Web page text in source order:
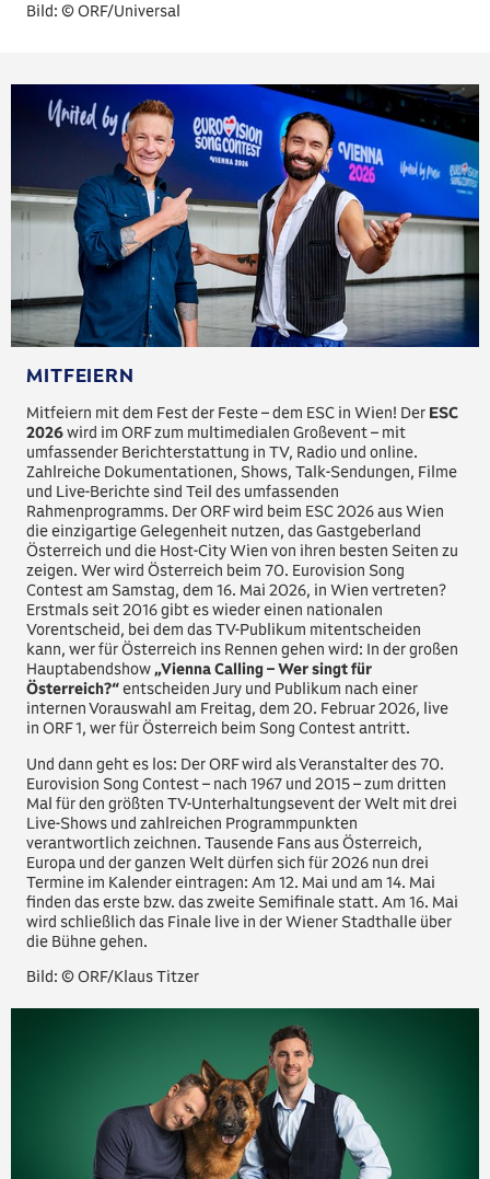
Bild: © ORF/Universal
MITFEIERN
Mitfeiern mit dem Fest der Feste – dem ESC in Wien! Der ESC
2026wird im ORF zum multimedialen Großevent – mit
umfassender Berichterstattung in TV, Radio und online.
Zahlreiche Dokumentationen, Shows, Talk-Sendungen, Filme
und Live-Berichte sind Teil des umfassenden
Rahmenprogramms. Der ORF wird beim ESC 2026 aus Wien
die einzigartige Gelegenheit nutzen, das Gastgeberland
Österreich und die Host-City Wien von ihren besten Seiten zu
zeigen. Wer wird Österreich beim 70. Eurovision Song
Contest am Samstag, dem 16. Mai 2026, in Wien vertreten?
Erstmals seit 2016 gibt es wieder einen nationalen
Vorentscheid, bei dem das TV-Publikum mitentscheiden
kann, wer für Österreich ins Rennen gehen wird: In der großen
Hauptabendshow„Vienna Calling – Wer singt für
Österreich?“entscheiden Jury und Publikum nach einer
internen Vorauswahl am Freitag, dem 20. Februar 2026, live
in ORF 1, wer für Österreich beim Song Contest antritt.
Und dann geht es los: Der ORF wird als Veranstalter des 70.
Eurovision Song Contest – nach 1967 und 2015 – zum dritten
Mal für den größten TV-Unterhaltungsevent der Welt mit drei
Live-Shows und zahlreichen Programmpunkten
verantwortlich zeichnen. Tausende Fans aus Österreich,
Europa und der ganzen Welt dürfen sich für 2026 nun drei
Termine im Kalender eintragen: Am 12. Mai und am 14. Mai
finden das erste bzw. das zweite Semifinale statt. Am 16. Mai
wird schließlich das Finale live in der Wiener Stadthalle über
die Bühne gehen.
Bild: © ORF/Klaus Titzer